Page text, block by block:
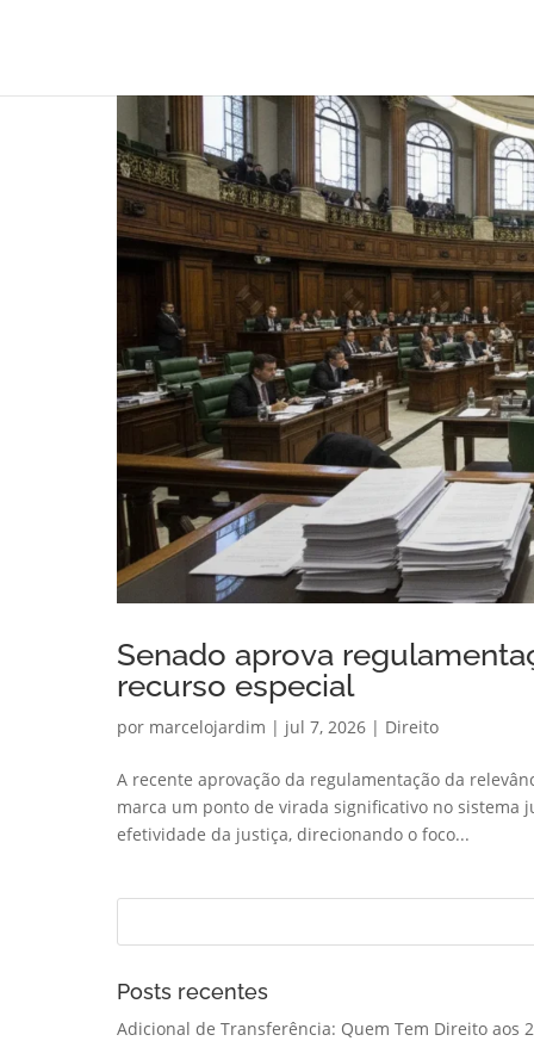
Senado aprova
recurso especial
por marcelojardim | jul 7, 2026 | Direito
A recente aprovação da regulamentação da
marca um ponto de virada significativo no
efetividade da justiça, direcionando o foco...
Posts recentes
Adicional de Transferência: Quem Tem Direito aos